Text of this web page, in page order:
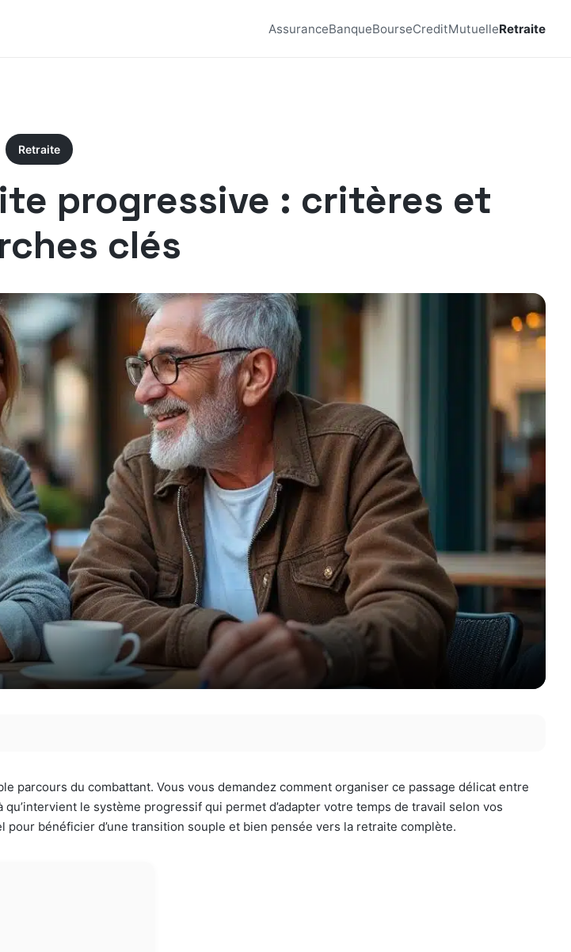
AssuranceBanqueBourseCreditMutuelleRetraite
Retraite
progressive : critères et
clés
du combattant. Vous vous demandez comment organiser ce passage délicat entre
le système progressif qui permet d’adapter votre temps de travail selon vos
pour bénéficier d’une transition souple et bien pensée vers la retraite complète.